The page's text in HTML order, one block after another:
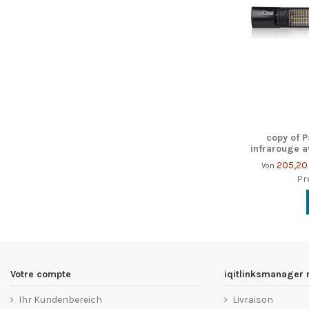
copy of
infrarouge
Von
Votre compte
Ihr Kundenbereich
iqitlinksmanager
Livraison